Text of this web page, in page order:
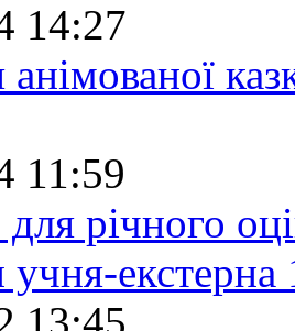
14:27
11:59
річного
учня-екстерна